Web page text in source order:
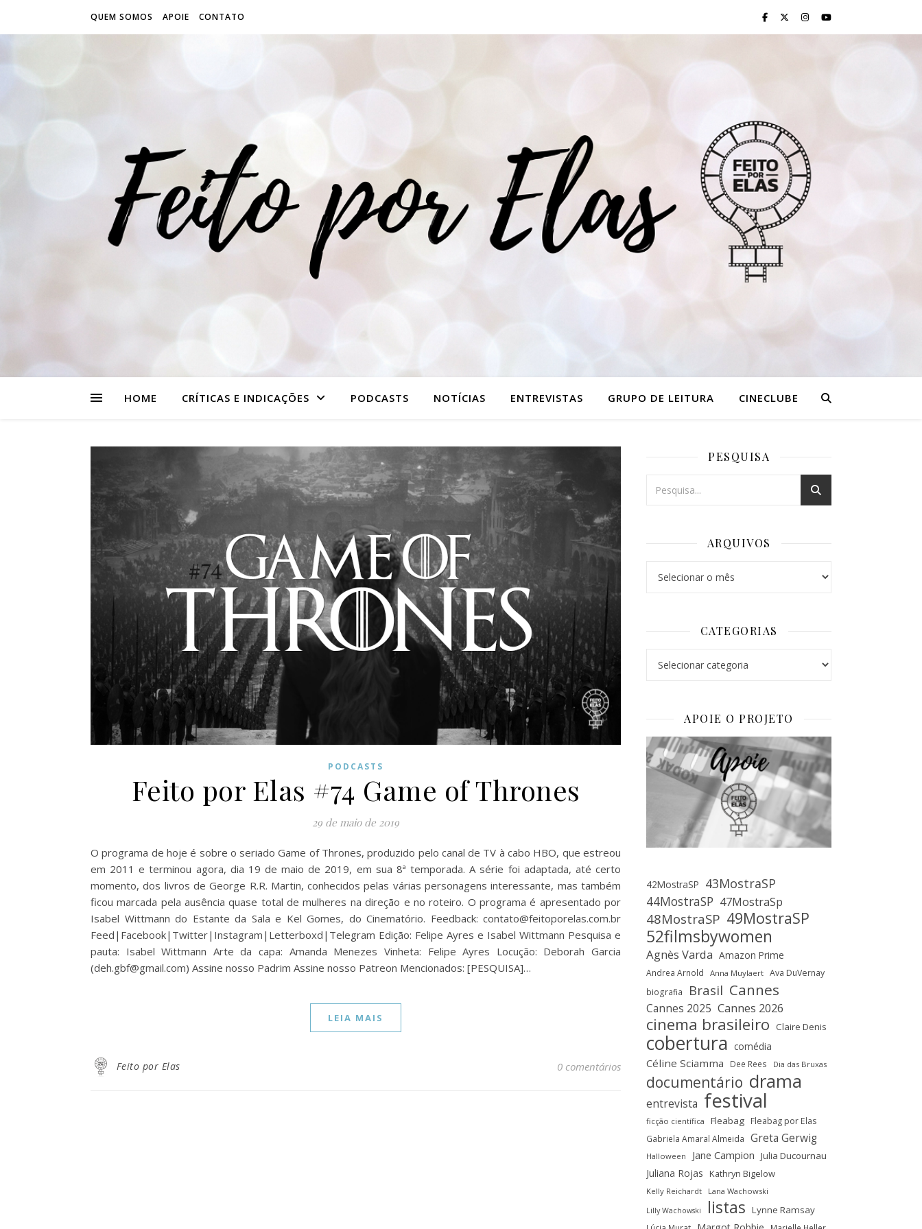
QUEM SOMOS APOIE CONTATO
HOME CRÍTICAS E INDICAÇÕES PODCASTS NOTÍCIAS ENTREVISTAS GRUPO DE LEITURA CINECLUBE
PODCASTS
Feito por Elas #74 Game of Thrones
29 de maio de 2019
O programa de hoje é sobre o seriado Game of Thrones, produzido pelo canal de TV à cabo HBO, que estreou
em 2011 e terminou agora, dia 19 de maio de 2019, em sua 8ª temporada. A série foi adaptada, até certo
momento, dos livros de George R.R. Martin, conhecidos pelas várias personagens interessante, mas também
ficou marcada pela ausência quase total de mulheres na direção e no roteiro. O programa é apresentado por
Isabel Wittmann do Estante da Sala e Kel Gomes, do Cinematório. Feedback: contato@feitoporelas.com.br
Feed|Facebook|Twitter|Instagram|Letterboxd|Telegram Edição: Felipe Ayres e Isabel Wittmann Pesquisa e
pauta: Isabel Wittmann Arte da capa: Amanda Menezes Vinheta: Felipe Ayres Locução: Deborah Garcia
(deh.gbf@gmail.com) Assine nosso Padrim Assine nosso Patreon Mencionados: [PESQUISA]…
LEIA MAIS
Feito por Elas 0 comentários
PESQUISA
ARQUIVOS
CATEGORIAS
APOIE O PROJETO
42MostraSP 43MostraSP
44MostraSP 47MostraSp
48MostraSP 49MostraSP
52filmsbywomen
Agnès Varda Amazon Prime
Andrea Arnold Anna Muylaert Ava DuVernay
biografia Brasil Cannes
Cannes 2025 Cannes 2026
cinema brasileiro Claire Denis
cobertura comédia
Céline Sciamma Dee Rees Dia das Bruxas
documentário drama
entrevista festival
ficção científica Fleabag Fleabag por Elas
Gabriela Amaral Almeida Greta Gerwig
Halloween Jane Campion Julia Ducournau
Juliana Rojas Kathryn Bigelow
Kelly Reichardt Lana Wachowski
Lilly Wachowski listas Lynne Ramsay